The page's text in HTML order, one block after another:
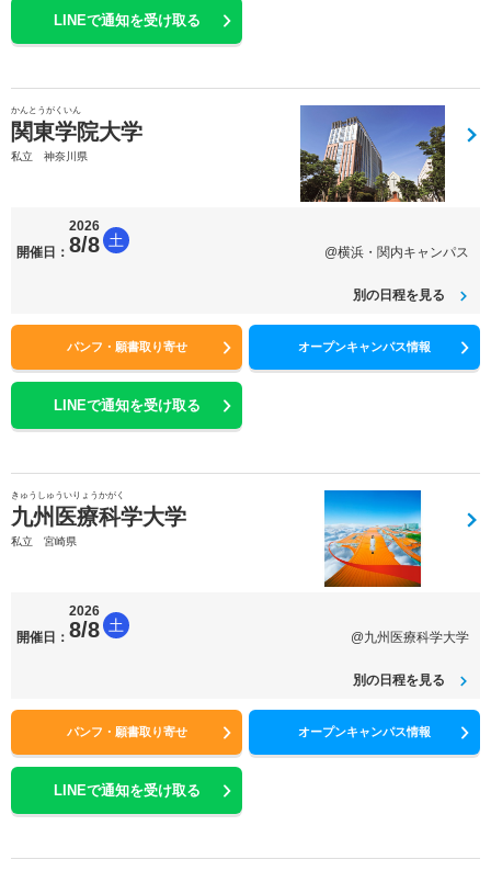
LINEで通知を受け取る
かんとうがくいん
関東学院大学
私立 神奈川県
開催日：
2026
8/8 土
@横浜・関内キャンパス
別の日程を見る
パンフ・願書取り寄せ オープンキャンパス情報
LINEで通知を受け取る
きゅうしゅういりょうかがく
九州医療科学大学
私立 宮崎県
開催日：
2026
8/8 土
@九州医療科学大学
別の日程を見る
パンフ・願書取り寄せ オープンキャンパス情報
LINEで通知を受け取る